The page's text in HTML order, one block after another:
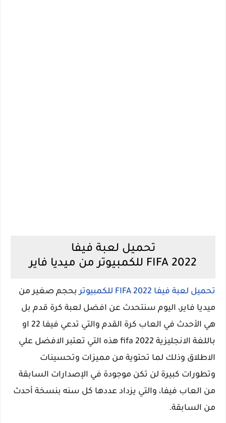
تحميل لعبة فيفا
2022 FIFA للكمبيوتر من ميديا فاير
تحميل لعبة فيفا 2022 FIFA للكمبيوتر
بحجم صغير من
ميديا فاير، اليوم سنتحدث عن افضل لعبة كرة قدم بل
هي الأحدث في العاب كرة القدم والتي تدعي فيفا 22 او
باللغة الانجليزية fifa 2022 هذه التي تعتبر الافضل علي
الاطلاق وذلك لما تحتوية من مميزات وتحسينات
وتطورات كبيرة لن تكن موجودة في الإصدارات السابقة
من العاب فيفا، والتي يزداد عددها كل سنه بنسخة أحدث
من السابقة.